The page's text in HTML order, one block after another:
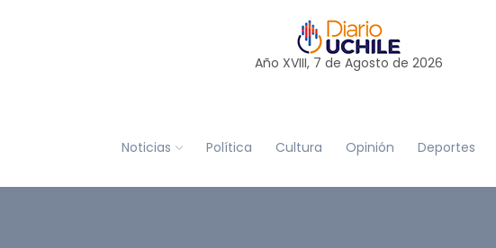
Año XVIII, 7 de Agosto de 2026
Noticias Política Cultura Opinión Deportes